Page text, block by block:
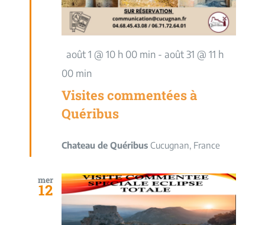
Mis
en
avant
août 1 @ 10 h 00 min- août 31 @ 11 h
00 min
Visites commentées à
Quéribus
Chateau de Quéribus Cucugnan, France
mer
12